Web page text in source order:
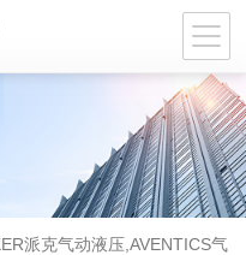
派克气动液压,AVENTICS气